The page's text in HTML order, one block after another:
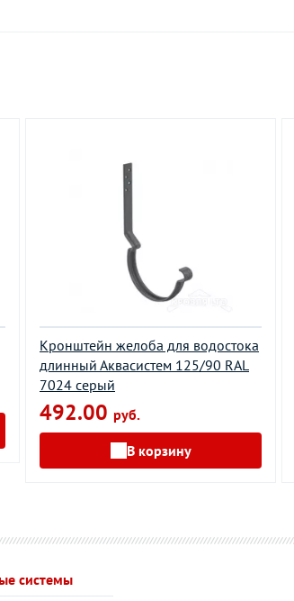
Кронштейн желоба для водостока
длинный Аквасистем 125/90 RAL
7024 серый
492.00 руб.
В корзину
системы